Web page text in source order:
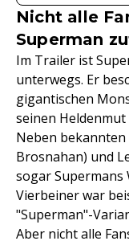
Nicht alle
Superman
Im Trailer ist
unterwegs. Er
gigantischen
seinen
Neben bekannten
Brosnahan) und
sogar
Vierbeiner war
"Superman"-
Aber nicht alle